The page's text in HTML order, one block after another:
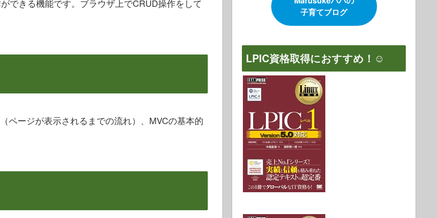
できる機能です。ブラウザ上でCRUD操作をして
ページが表示されるまでの流れ）、MVCの基本的
子育てブログ
LPIC資格取得におすすめ！☺️